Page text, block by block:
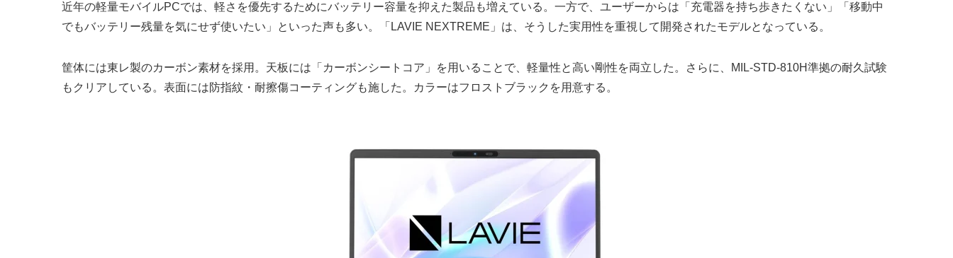
近年の軽量モバイルPCでは、軽さを優先するためにバッテリー容量を抑えた製品も増えている。一方で、ユーザーからは「充電器を持ち歩きたくない」「移動中
でもバッテリー残量を気にせず使いたい」といった声も多い。「LAVIE NEXTREME」は、そうした実用性を重視して開発されたモデルとなっている。
筐体には東レ製のカーボン素材を採用。天板には「カーボンシートコア」を用いることで、軽量性と高い剛性を両立した。さらに、MIL-STD-810H準拠の耐久試験
もクリアしている。表面には防指紋・耐擦傷コーティングも施した。カラーはフロストブラックを用意する。